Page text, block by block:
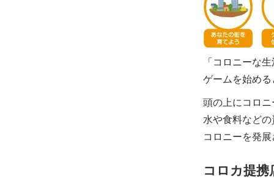
「コロニーな
ゲームを始め
頭の上にコロ
水や食料など
コロニーを発
コロカ提